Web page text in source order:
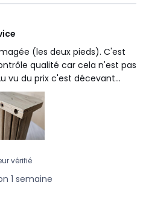
(les deux pieds). C'est
qualité car cela n'est pas
vu du prix c'est décevant...
vérifié
1 semaine